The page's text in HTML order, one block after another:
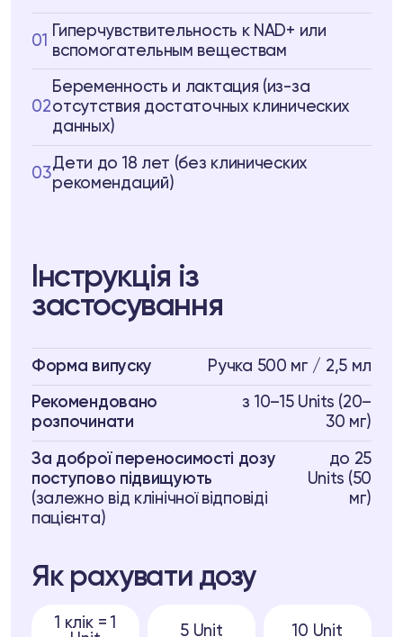
01
Гиперчувствительность к NAD+ или
вспомогательным веществам
02
Беременность и лактация (из-за
отсутствия достаточных клинических
данных)
03
Дети до 18 лет (без клинических
рекомендаций)
Інструкція із
застосування
Форма випуску Ручка 500 мг / 2,5 мл
Рекомендовано
розпочинати
з 10–15 Units (20–
30 мг)
За доброї переносимості дозу
поступово підвищують
(залежно від клінічної відповіді
пацієнта)
до 25
Units (50
мг)
Як рахувати дозу
1 клік = 1
5 Unit 10 Unit